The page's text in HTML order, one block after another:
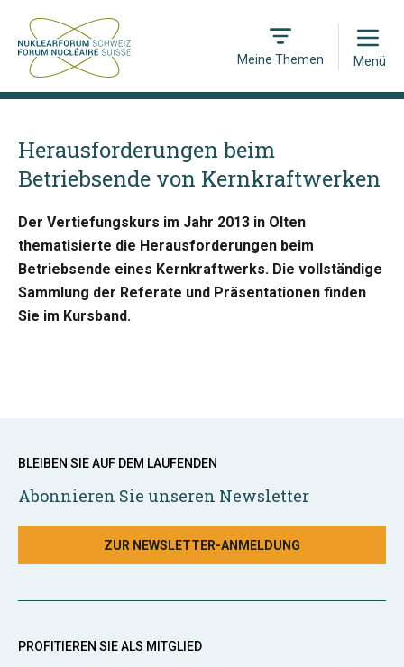
Meine Themen
Open
Menü
Herausforderungen beim
Betriebsende von Kernkraftwerken
Der Vertiefungskurs im Jahr 2013 in Olten
thematisierte die Herausforderungen beim
Betriebsende eines Kernkraftwerks. Die vollständige
Sammlung der Referate und Präsentationen finden
Sie im Kursband.
BLEIBEN SIE AUF DEM LAUFENDEN
Abonnieren Sie unseren Newsletter
ZUR NEWSLETTER-ANMELDUNG
PROFITIEREN SIE ALS MITGLIED